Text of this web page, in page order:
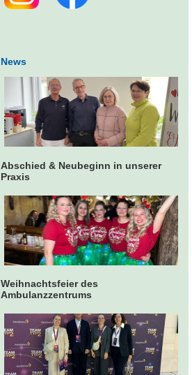
News
Abschied & Neubeginn in unserer
Praxis
Weihnachtsfeier des
Ambulanzzentrums